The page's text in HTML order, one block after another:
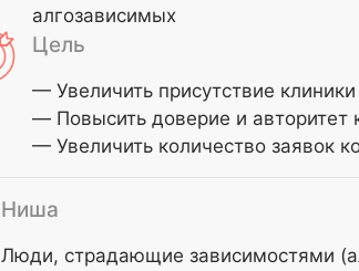
алгозависимых
Цель
— Увеличить присутствие
— Повысить доверие и авторитет
— Увеличить количество заявок
Ниша
Люди, страдающие зависимостями